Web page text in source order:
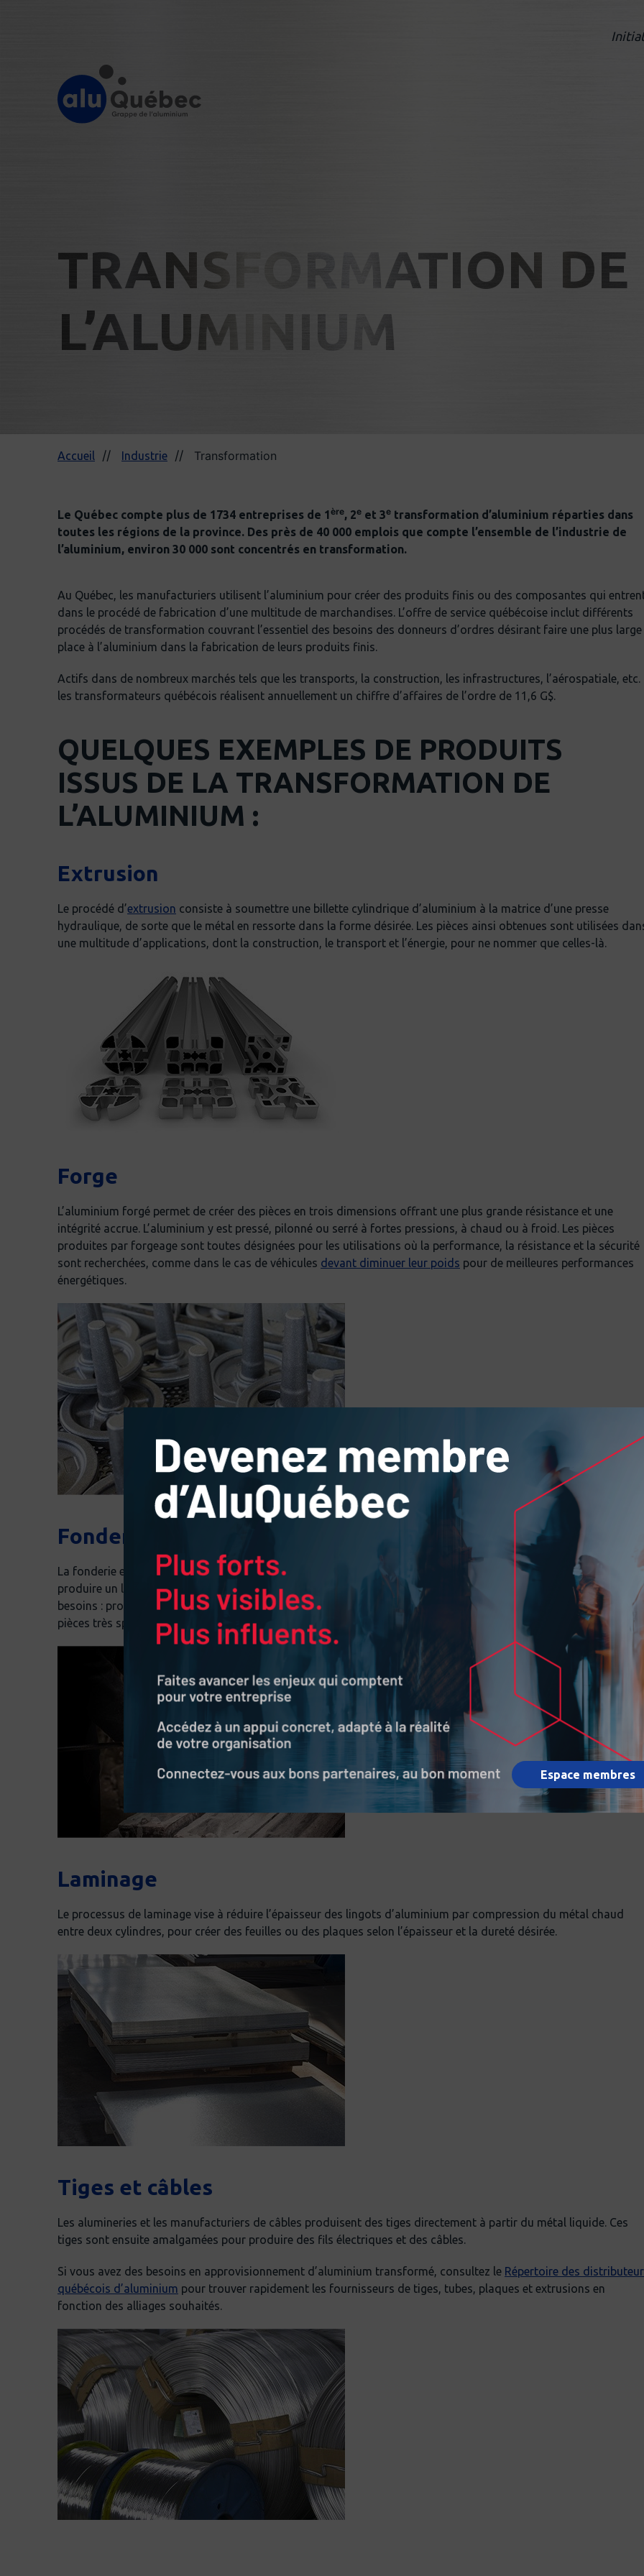
Espace membres
TRANSFORMATION DE
L’ALUMINIUM
Accueil Industrie Transformation
Le Québec compte plus de 1734 entreprises de 1 ère, 2e et 3e transformation d’aluminium réparties dans
toutes les régions de la province. Des près de 40 000 emplois que compte l’ensemble de l’industrie de
l’aluminium, environ 30 000 sont concentrés en transformation.
Au Québec, les manufacturiers utilisent l’aluminium pour créer des produits finis ou des composantes qui
dans le procédé de fabrication d’une multitude de marchandises. L’offre de service québécoise inclut différents
procédés de transformation couvrant l’essentiel des besoins des donneurs d’ordres désirant faire une plus large
place à l’aluminium dans la fabrication de leurs produits finis.
Actifs dans de nombreux marchés tels que les transports, la construction, les infrastructures, l’aérospatiale, etc.
les transformateurs québécois réalisent annuellement un chiffre d’affaires de l’ordre de 11,6 G$.
QUELQUES EXEMPLES DE PRODUITS
ISSUS DE LA TRANSFORMATION DE
L’ALUMINIUM :
Extrusion
Le procédé d’extrusion consiste à soumettre une billette cylindrique d’aluminium à la matrice d’une presse
hydraulique, de sorte que le métal en ressorte dans la forme désirée. Les pièces ainsi obtenues sont utilisées
une multitude d’applications, dont la construction, le transport et l’énergie, pour ne nommer que celles-là.
Forge
L’aluminium forgé permet de créer des pièces en trois dimensions offrant une plus grande résistance et une
intégrité accrue. L’aluminium y est pressé, pilonné ou serré à fortes pressions, à chaud ou à froid. Les pièces
produites par forgeage sont toutes désignées pour les utilisations où la performance, la résistance et la sécurité
sont recherchées, comme dans le cas de véhicules devant diminuer leur poids pour de meilleures performances
énergétiques.
Fonderie
La fonderie est un procédé simple et économique qui consiste à verser le métal liquide dans des moules pour
produire un large éventail de pièces. Différents procédés de
moulage permettent de répondre à différents
besoins : production de masse, production de pièces complexes en faibles quantités ou encore, production de
pièces très spécialisées employées notamment dans l’
Laminage
Le processus de laminage vise à réduire l’épaisseur des lingots d’aluminium par compression du métal chaud
entre deux cylindres, pour créer des feuilles ou des plaques selon l’épaisseur et la dureté désirée.
Tiges et câbles
Les alumineries et les manufacturiers de câbles produisent des tiges directement à partir du métal liquide. Ces
tiges sont ensuite amalgamées pour produire des fils électriques et des câbles.
Si vous avez des besoins en approvisionnement d’aluminium transformé, consultez le Répertoire des
québécois d’aluminium pour trouver rapidement les fournisseurs de tiges, tubes, plaques et extrusions en
fonction des alliages souhaités.